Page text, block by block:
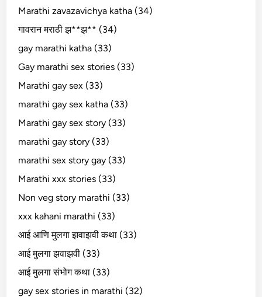
Marathi zavazavichya katha (34)
गावरान मराठी झ**झ** (34)
gay marathi katha (33)
Gay marathi sex stories (33)
Marathi gay sex (33)
marathi gay sex katha (33)
Marathi gay sex story (33)
marathi gay story (33)
marathi sex story gay (33)
Marathi xxx stories (33)
Non veg story marathi (33)
xxx kahani marathi (33)
आई आणि मुलगा झवाझवी कथा (33)
आई मुलगा झवाझवी (33)
आई मुलगा संभोग कथा (33)
gay sex stories in marathi (32)